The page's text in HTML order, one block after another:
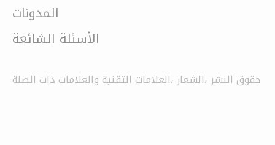
المدونات
الأسئلة الشائعة
حقوق النشر ،الشعار ،العلامات التقنية والعلامات ذات الصلة